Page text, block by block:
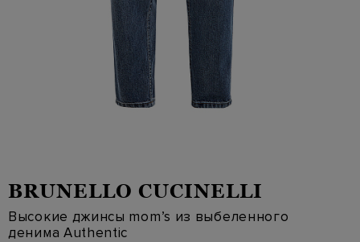
BRUNELLO CUCINELLI
Высокие джинсы mom’s из выбеленного
денима Authentic